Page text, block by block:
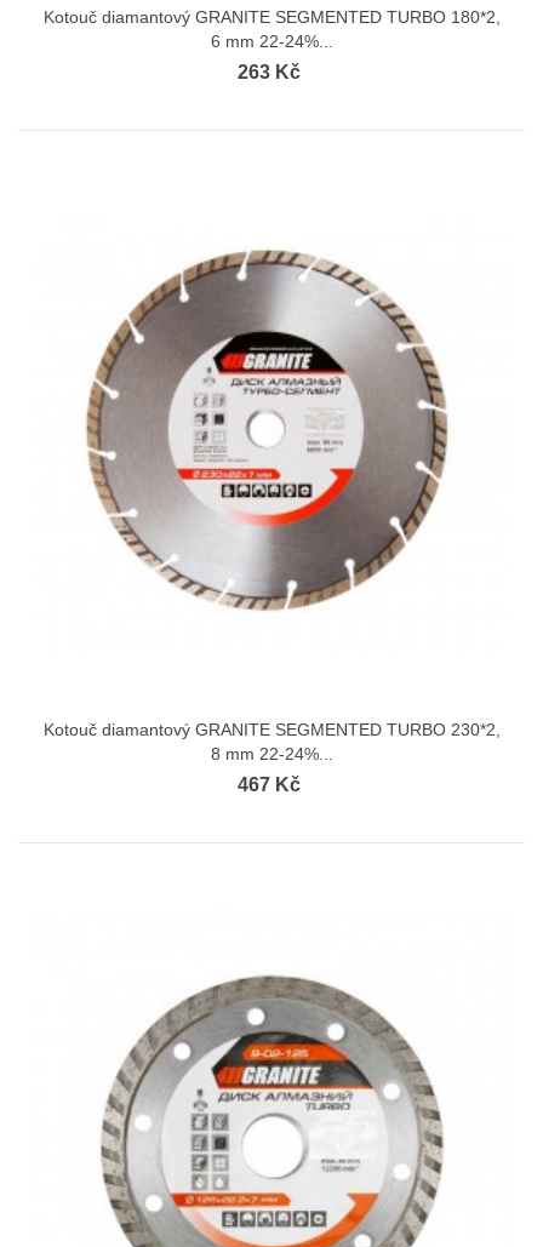
Kotouč diamantový GRANITE SEGMENTED TURBO 180*2,
6 mm 22-24%...
263 Kč
Kotouč diamantový GRANITE SEGMENTED TURBO 230*2,
8 mm 22-24%...
467 Kč